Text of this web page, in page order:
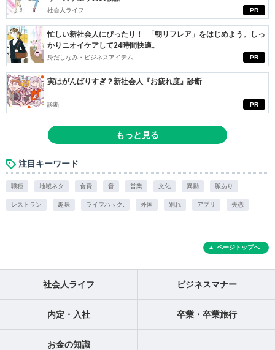
PR
社会人ライフ
PR
忙しい新社会人にぴったり！ 「朝リフレア」をはじめよう。しっ
かりニオイケアして24時間快適。
身だしなみ・ビジネスアイテム
PR
実はがんばりすぎ？新社会人『お疲れ度』診断
診断
もっと見る
注目キーワード
職種 地域ネタ 食費 音 営業 文化 異動 脈あり
レストラン 趣味 ライフハック. 外国 別れ アプリ 失恋
ページトップへ
社会人ライフ ビジネスマナー
内定・入社 卒業・卒業旅行
お金の知識